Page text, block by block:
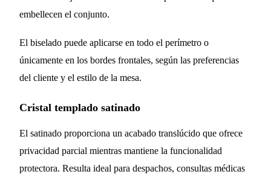
embellecen el conjunto.
El biselado puede aplicarse en todo el perímetro o
únicamente en los bordes frontales, según las preferencias
del cliente y el estilo de la mesa.
Cristal templado satinado
El satinado proporciona un acabado translúcido que ofrece
privacidad parcial mientras mantiene la funcionalidad
protectora. Resulta ideal para despachos, consultas médicas